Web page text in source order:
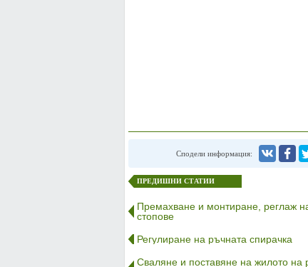
Сподели информация:
ПРЕДИШНИ СТАТИИ
Премахване и монтиране, реглаж
стопове
Регулиране на ръчната спирачка
Сваляне и поставяне на жилото на